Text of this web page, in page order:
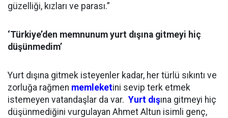
güzelliği, kızları ve parası.”
‘Türkiye’den memnunum yurt dışına gitmeyi hiç
düşünmedim’
Yurt dışına gitmek isteyenler kadar, her türlü sıkıntı ve
zorluğa rağmen memleketini sevip terk etmek
istemeyen vatandaşlar da var. Yurt dışına gitmeyi hiç
düşünmediğini vurgulayan Ahmet Altun isimli genç,